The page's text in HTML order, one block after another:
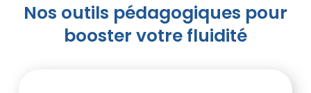
Nos outils pédagogiques pour
booster votre fluidité